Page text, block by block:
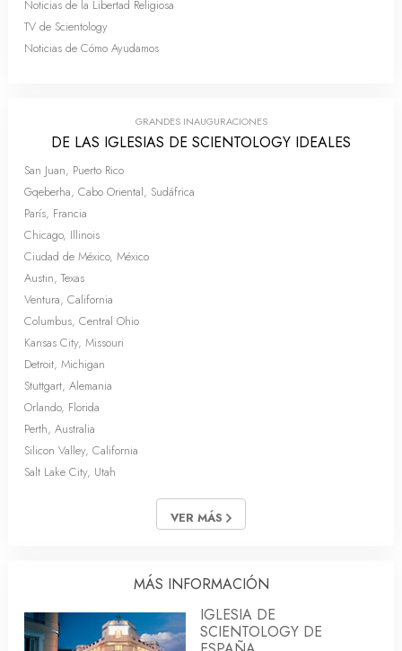
Noticias de la Libertad Religiosa
TV de Scientology
Noticias de Cómo Ayudamos
GRANDES INAUGURACIONES
DE LAS IGLESIAS DE SCIENTOLOGY IDEALES
San Juan, Puerto Rico
Gqeberha, Cabo Oriental, Sudáfrica
París, Francia
Chicago, Illinois
Ciudad de México, México
Austin, Texas
Ventura, California
Columbus, Central Ohio
Kansas City, Missouri
Detroit, Michigan
Stuttgart, Alemania
Orlando, Florida
Perth, Australia
Silicon Valley, California
Salt Lake City, Utah
VER MÁS
MÁS INFORMACIÓN
IGLESIA DE
SCIENTOLOGY DE